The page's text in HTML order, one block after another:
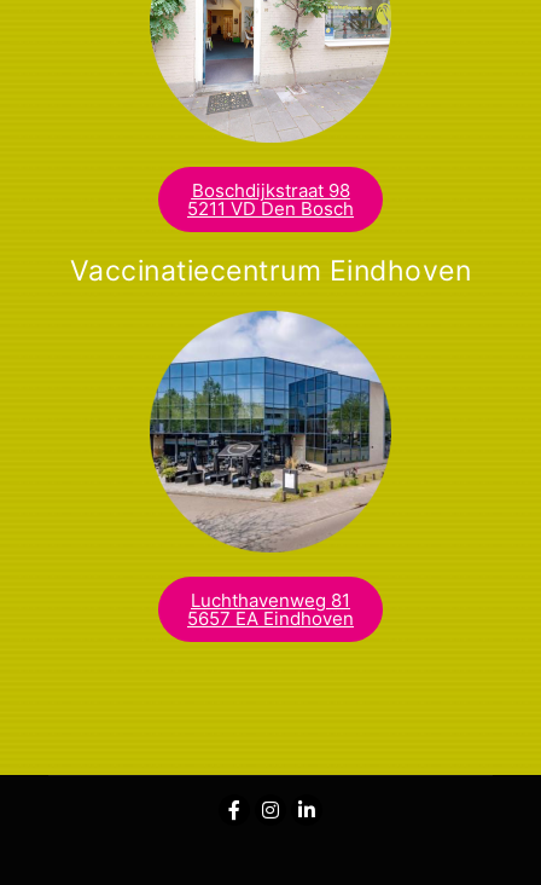
Boschdijkstraat 98
5211 VD Den Bosch​
Vaccinatiecentrum Eindhoven
Luchthavenweg 81
5657 EA Eindhoven